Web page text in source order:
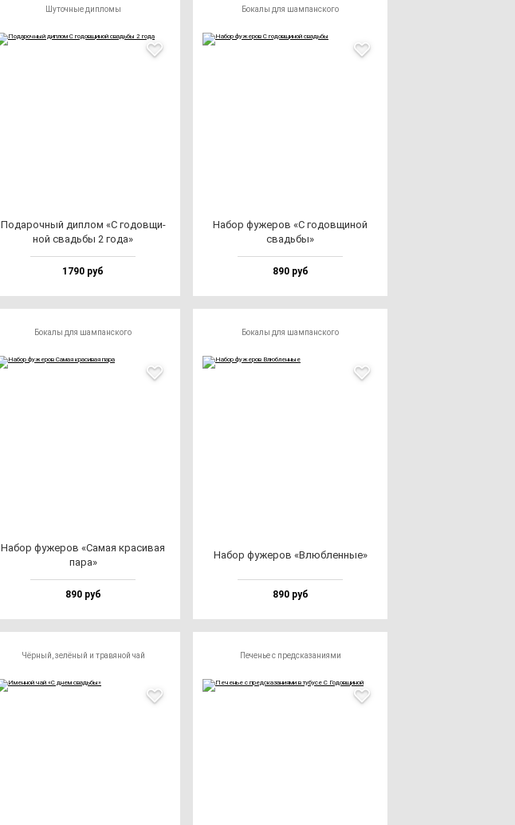
Шуточные дипломы
Пода­роч­ный дип­лом «С го­дов­щи­
ной свадь­бы 2 го­да»
1790 руб
Бокалы для шампанского
Набор фу­же­ров «С го­дов­щи­ной
свадь­бы»
890 руб
Бокалы для шампанского
Набор фу­же­ров «Самая кра­си­вая
па­ра»
890 руб
Бокалы для шампанского
Набор фу­же­ров «Влюб­лен­ные»
890 руб
Чёрный, зелёный и травяной чай Печенье с предсказаниями